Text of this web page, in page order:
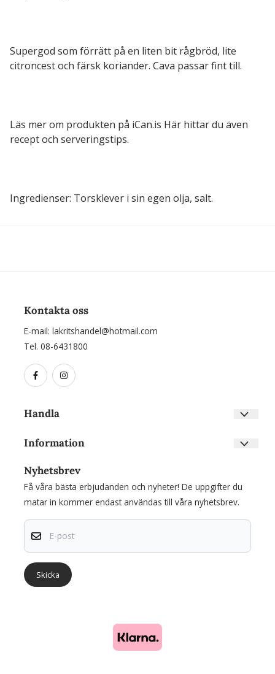
Supergod som förrätt på en liten bit rågbröd, lite
citroncest och färsk koriander. Cava passar fint till.
Läs mer om produkten på iCan.is Här hittar du även
recept och serveringstips.
Ingredienser: Torsklever i sin egen olja, salt.
Kontakta oss
E-mail: lakritshandel@hotmail.com
Tel. 08-6431800
Handla
Kontakta oss
Skapa konto
Inloggning
Information
Nyhetsbrev
Om cookies
Nyhetsbrev
Få våra bästa erbjudanden och nyheter! De uppgifter du
matar in kommer endast användas till våra nyhetsbrev.
E-post
Skicka